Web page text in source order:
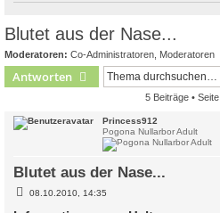
Blutet aus der Nase...
Moderatoren: Co-Administratoren Moderatoren
Antworten
5 Beiträge • Seite
Princess912
Pogona Nullarbor Adult
Blutet aus der Nase...
B08.10.2010, 14:35